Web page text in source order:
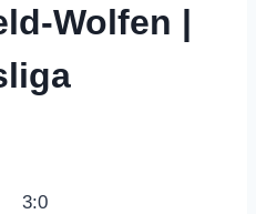
Wolfen |
3:0